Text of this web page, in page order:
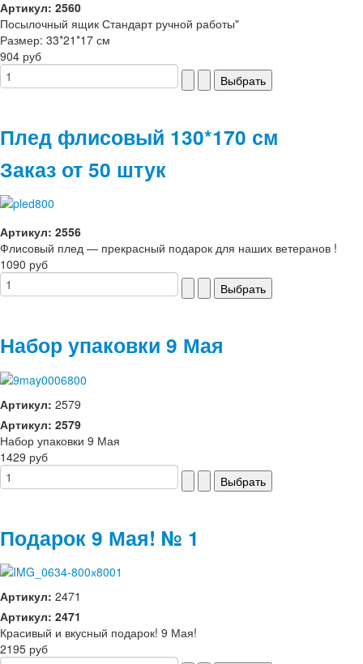
Артикул: 2560
Посылочный ящик Стандарт ручной работы"
Размер: 33*21*17 см
904 руб
Плед флисовый 130*170 см
Заказ от 50 штук
Артикул: 2556
Флисовый плед — прекрасный подарок для наших ветеранов !
1090 руб
Набор упаковки 9 Мая
Артикул: 2579
Артикул: 2579
Набор упаковки 9 Мая
1429 руб
Подарок 9 Мая! № 1
Артикул: 2471
Артикул: 2471
Красивый и вкусный подарок! 9 Мая!
2195 руб